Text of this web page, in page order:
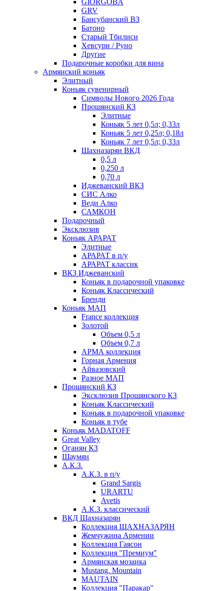
GIORGOBA
GRV
Баисубанский ВЗ
Батоно
Старый Тбилиси
Хевсури / Руно
Другие
Подарочные коробки для вина
Армянский коньяк
Элитный
Коньяк сувенирный
Символы Нового 2026 Года
Прошянский КЗ
Элитные
Коньяк 5 лет 0,5л; 0,33л
Коньяк 5 лет 0,25л; 0,18л
Коньяк 7 лет 0,5л; 0,33л
Шахназарян ВКД
0,5 л
0,250 л
0,70 л
Иджеванский ВКЗ
СИС Алко
Веди Алко
САМКОН
Подарочный
Эксклюзив
Коньяк АРАРАТ
Элитные
АРАРАТ в п/у
АРАРАТ классик
ВКЗ Иджеванский
Коньяк в подарочной упаковке
Коньяк Классический
Бренди
Коньяк МАП
France коллекция
Золотой
Объем 0,5 л
Объем 0,7 л
АРМА коллекция
Горная Армения
Айвазовский
Разное МАП
Прошянский КЗ
Эксклюзив Прошянского КЗ
Коньяк Классический
Коньяк в подарочной упаковке
Коньяк в тубе
Коньяк MADATOFF
Great Valley
Оганян КЗ
Шаумян
А.К.З.
А.К.З. в п/у
Grand Sargis
URARTU
Avetis
А.К.З. классический
ВКД Шахназарян
Коллекция ШАХНАЗАРЯН
Жемчужина Армении
Коллекция Гаясон
Коллекция "Премиум"
Армянская мозаика
Mustang. Mountain
MAUTAIN
Коллекция "Паракар"